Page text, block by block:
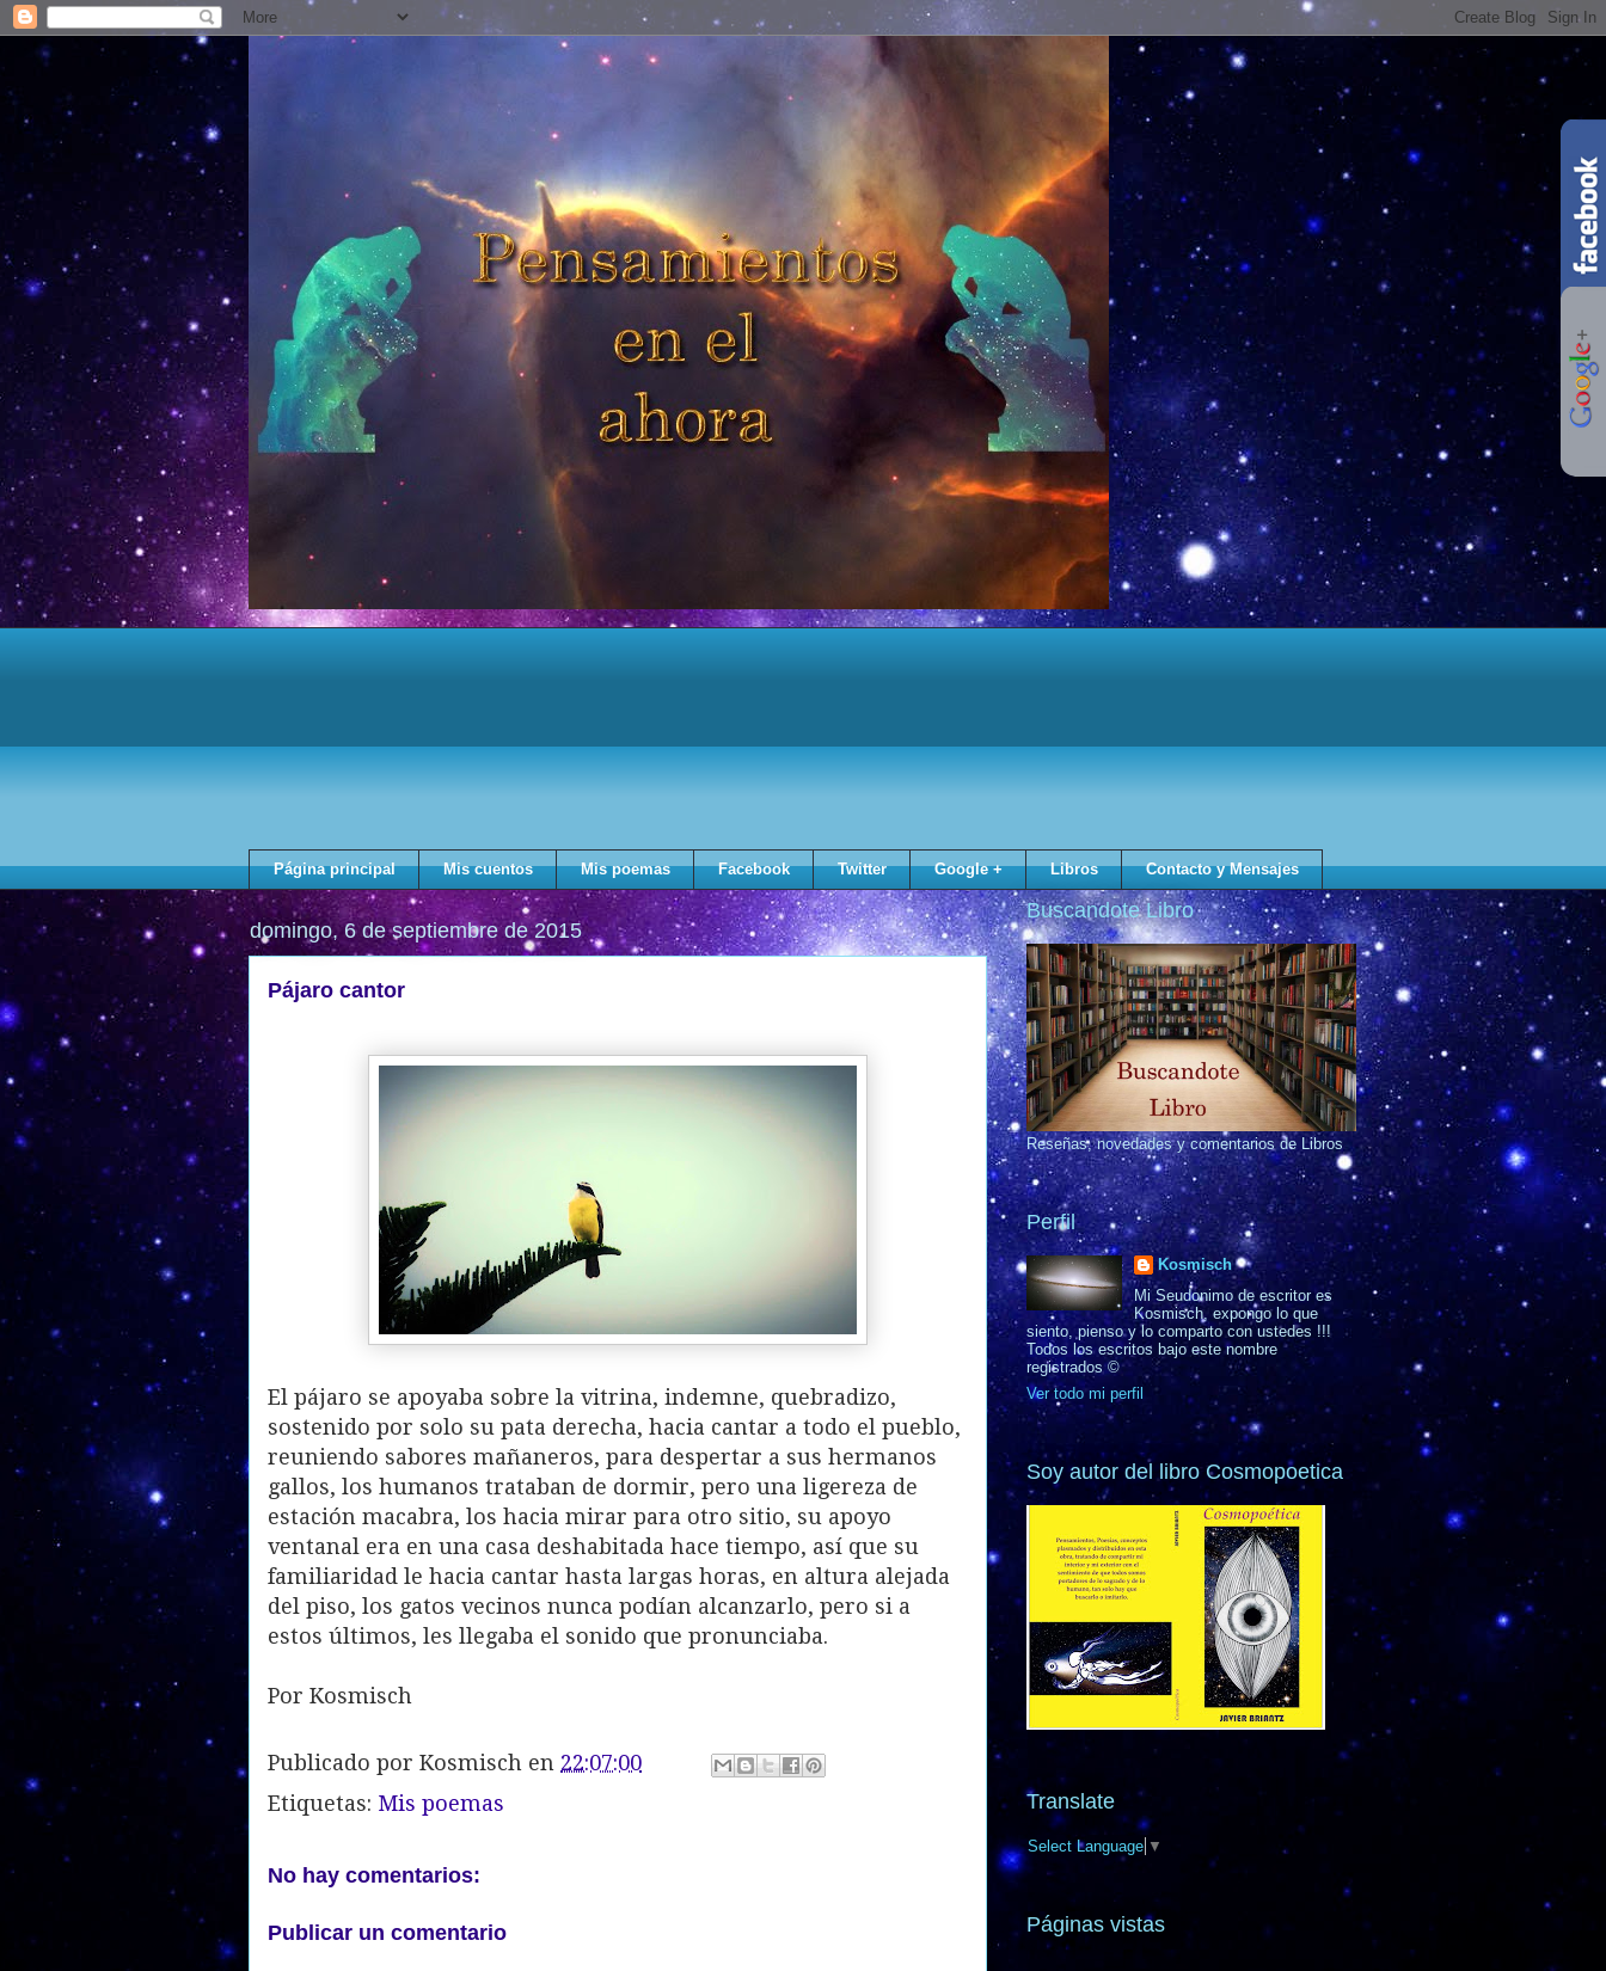
Página principal Mis cuentos Mis poemas Facebook Twitter Google + Libros Contacto y Mensajes
domingo, 6 de septiembre de 2015
Pájaro cantor
El pájaro se apoyaba sobre la vitrina, indemne, quebradizo,
sostenido por solo su pata derecha, hacia cantar a todo el pueblo,
reuniendo sabores mañaneros, para despertar a sus hermanos
gallos, los humanos trataban de dormir, pero una ligereza de
estación macabra, los hacia mirar para otro sitio, su apoyo
ventanal era en una casa deshabitada hace tiempo, así que su
familiaridad le hacia cantar hasta largas horas, en altura alejada
del piso, los gatos vecinos nunca podían alcanzarlo, pero si a
estos últimos, les llegaba el sonido que pronunciaba.
Por Kosmisch
Publicado por Kosmisch en 22:07:00
Etiquetas: Mis poemas
No hay comentarios:
Publicar un comentario
Buscandote Libro
Reseñas, novedades y comentarios de Libros
Perfil
Kosmisch
Mi Seudonimo de escritor es
Kosmisch, expongo lo que
siento, pienso y lo comparto con ustedes !!!
Todos los escritos bajo este nombre
registrados ©
Ver todo mi perfil
Soy autor del libro Cosmopoetica
Translate
Select Language ▼
Páginas vistas